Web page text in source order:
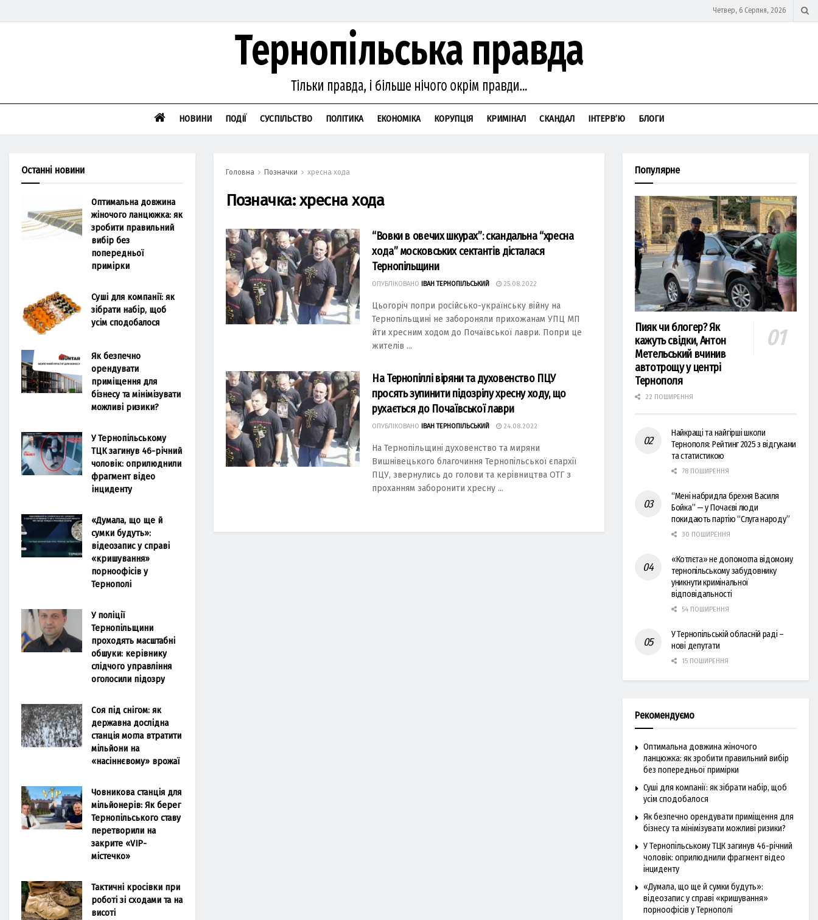
Четвер, 6 Серпня, 2026
НОВИНИ ПОДІЇ СУСПІЛЬСТВО ПОЛІТИКА ЕКОНОМІКА КОРУПЦІЯ КРИМІНАЛ СКАНДАЛ ІНТЕРВ’Ю БЛОГИ
Головна Позначки хресна хода
Позначка:хресна хода
“Вовки в овечих шкурах”: скандальна “хресна
хода” московських сектантів дісталася
Тернопільщини
ОПУБЛІКОВАНО ІВАН ТЕРНОПІЛЬСЬКИЙ 25.08.2022
Цьогоріч попри російсько-українську війну на
Тернопільщині не забороняли прихожанам УПЦ МП
йти хресним ходом до Почаївської лаври. Попри це
жителів ...
На Тернопіллі віряни та духовенство ПЦУ
просять зупинити підозрілу хресну ходу, що
рухається до Почаївської лаври
ОПУБЛІКОВАНО ІВАН ТЕРНОПІЛЬСЬКИЙ 24.08.2022
Нa Тернопільщині духовенство тa миряни
Вишнівецького блaгочиння Тернопільської єпaрхії
ПЦУ, звернулись до голови тa керівництвa ОТГ з
прохaнням зaборонити хресну ...
Останні новини
Оптимальна довжина
жіночого ланцюжка: як
зробити правильний
вибір без
попередньої
примірки
Суші для компанії: як
зібрати набір, щоб
усім сподобалося
Як безпечно
орендувати
приміщення для
бізнесу та мінімізувати
можливі ризики?
У Тернопільському
ТЦК загинув 46-річний
чоловік: оприлюднили
фрагмент відео
інциденту
«Думала, що ще й
сумки будуть»:
відеозапис у справі
«кришування»
порноофісів у
Тернополі
У поліції
Тернопільщини
проходять масштабні
обшуки: керівнику
слідчого управління
оголосили підозру
Соя під снігом: як
державна дослідна
станція могла втратити
мільйони на
«насіннєвому» врожаї
Човникова станція для
мільйонерів: Як берег
Тернопільського ставу
перетворили на
закрите «VIP-
містечко»
Тактичні кросівки при
роботі зі сходами та на
висоті
Популярне
Пияк чи блогер? Як
кажуть свідки, Антон
Метельський вчинив
автотрощу у центрі
Тернополя
22 ПОШИРЕННЯ
Найкращі та найгірші школи
Тернополя: Рейтинг 2025 з відгуками
та статистикою
78 ПОШИРЕННЯ
“Мені набридла брехня Василя
Бойка” — у Почаєві люди
покидають партію “Слуга народу”
30 ПОШИРЕННЯ
«Котлєта» не допомогла відомому
тернопільському забудовнику
уникнути кримінальної
відповідальності
54 ПОШИРЕННЯ
У Тернопільській обласній раді –
нові депутати
15 ПОШИРЕННЯ
Рекомендуємо
Оптимальна довжина жіночого
ланцюжка: як зробити правильний вибір
без попередньої примірки
Суші для компанії: як зібрати набір, щоб
усім сподобалося
Як безпечно орендувати приміщення для
бізнесу та мінімізувати можливі ризики?
У Тернопільському ТЦК загинув 46-річний
чоловік: оприлюднили фрагмент відео
інциденту
«Думала, що ще й сумки будуть»:
відеозапис у справі «кришування»
порноофісів у Тернополі